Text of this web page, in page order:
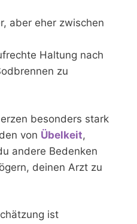
aber eher zwischen
Haltung nach
zu
besonders stark
von Übelkeit,
andere Bedenken
deinen Arzt zu
ist